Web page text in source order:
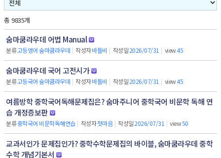
총 9835개
숨마쿰라우데 어법 Manual
분류고등영어 숨마쿰라우데 | 작성자바틀비 | 작성일2026/07/31 | view45
숨마쿰라우데 국어 고전시가
분류고등국어 숨마쿰라우데 | 작성자바틀비 | 작성일2026/07/31 | view45
여름방학 중학국어독해문제집은? 숨마주니어 중학국어 비문학 독해 연
습 개정증보판
분류중학국어 비문학독해연습 | 작성자첫마음 | 작성일2026/07/31 | view50
교과서인가 문제집인가? 중학수학문제집의 바이블, 숨마쿰라우데 중학
수학 개념기본서